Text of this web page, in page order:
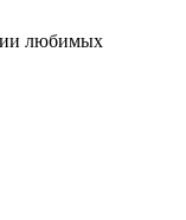
любимых